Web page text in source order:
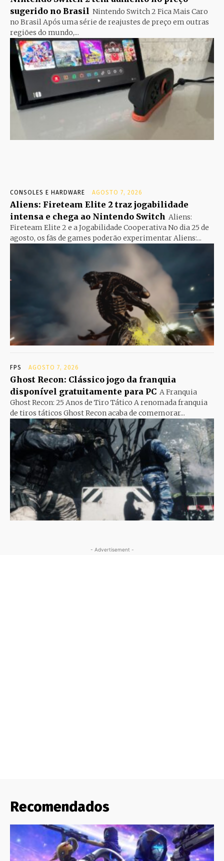
sugerido no Brasil Nintendo Switch 2 Fica Mais Caro
no Brasil Após uma série de reajustes de preço em outras
regiões do mundo,...
CONSOLES E HARDWARE AGOSTO 7, 2026
Aliens: Fireteam Elite 2 traz jogabilidade
intensa e chega ao Nintendo Switch Aliens:
Fireteam Elite 2 e a Jogabilidade Cooperativa No dia 25 de
agosto, os fãs de games poderão experimentar Aliens:...
FPS AGOSTO 7, 2026
Ghost Recon: Clássico jogo da franquia
disponível gratuitamente para PC A Franquia
Ghost Recon: 25 Anos de Tiro Tático A renomada franquia
de tiros táticos Ghost Recon acaba de comemorar...
- Advertisement -
Recomendados